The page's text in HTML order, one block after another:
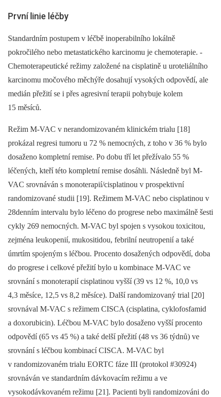
První linie léčby
Standardním postupem v léčbě inoperabilního lokálně
pokročilého nebo metasta­tického karcinomu je chemoterapie. ­
Che­mo­terapeutické režimy založené na cisplatině u uroteliálního
karcinomu močo­vého měchýře dosahují vysokých odpo­vědí, ale
medián přežití se i přes agresivní terapii pohybuje kolem
15 měsíců.
Režim M-VAC v nerandomizovaném klinickém trialu [18]
prokázal regresi tumoru u 72 % nemocných, z toho v 36 % bylo
dosaženo kompletní remise. Po dobu tří let přežívalo 55 %
léčených, kteří této kompletní remise dosáhli. Následně byl M-
VAC srovnáván s monoterapií/cisplatinou v prospektivní
randomizované studii [19]. Režimem M-VAC nebo cisplatinou v
28den­ním intervalu bylo léčeno do progrese nebo maximálně šesti
cykly 269 nemocných. M-VAC byl spojen s vysokou toxicitou,
zejména leukopenií, mukositidou, febrilní neutropenií a také
úmrtím spojeným s léčbou. Procento dosažených odpovědí, doba
do progrese i celkové přežití bylo u kombinace M-VAC ve
srovnání s mono­terapií cisplatinou vyšší (39 vs 12 %, 10,0 vs
4,3 měsíce, 12,5 vs 8,2 měsíce). Další randomizovaný trial [20]
srovnával M-VAC s režimem CISCA (cisplatina, cyklofosfamid
a doxorubicin). Léčbou M-VAC bylo dosaženo vyšší procento
odpovědí (65 vs 45 %) a také delší přežití (48 vs 36 týdnů) ve
srovnání s léčbou kombinací CISCA. M-VAC byl
v randomizovaném trialu EORTC fáze III (protokol #30924)
srov­náván ve standardním dávkovacím režimu a ve
vysokodávkovaném režimu [21]. Pacienti byli randomizováni do